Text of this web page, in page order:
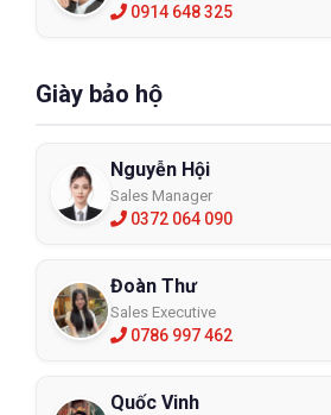
0914 648 325
Giày bảo hộ
Nguyễn Hội
Sales Manager
0372 064 090
Đoàn Thư
Sales Executive
0786 997 462
Quốc Vinh